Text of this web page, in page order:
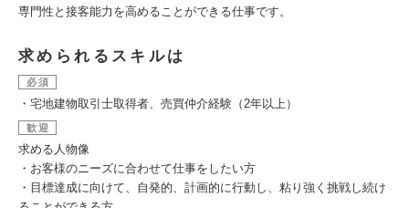
専門性と接客能力を高めることができる仕事です。
求められるスキルは
必須
・宅地建物取引士取得者、売買仲介経験（2年以上）
歓迎
求める人物像
・お客様のニーズに合わせて仕事をしたい方
・目標達成に向けて、自発的、計画的に行動し、粘り強く挑戦し続け